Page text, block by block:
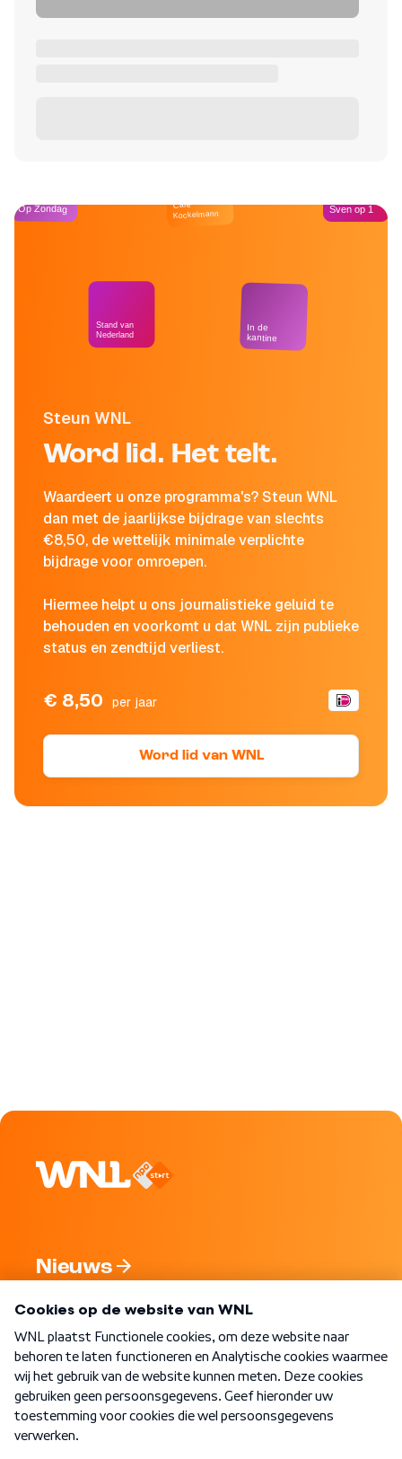
Steun WNL
Word lid. Het telt.
Waardeert u onze programma's? Steun WNL
dan met de jaarlijkse bijdrage van slechts
€8,50, de wettelijk minimale verplichte
bijdrage voor omroepen.
Hiermee helpt u ons journalistieke geluid te
behouden en voorkomt u dat WNL zijn publieke
status en zendtijd verliest.
€ 8,50 per jaar
Word lid van WNL
Op Zondag
Stand van
Nederland
Café
Kockelmann
In de
kantine
Sven op 1
Nieuws
Nieuwsbrief
Word Lid